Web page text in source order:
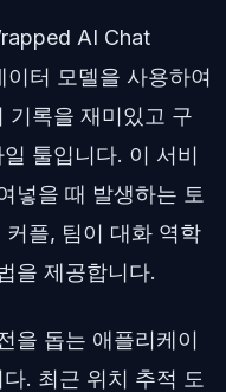
AI Chat
터 모델을 사용하여
기록을 재미있고 구
툴입니다. 이 서비
넣을 때 발생하는 토
플, 팀이 대화 역학
을 제공합니다.
을 돕는 애플리케이
. 최근 위치 추적 도